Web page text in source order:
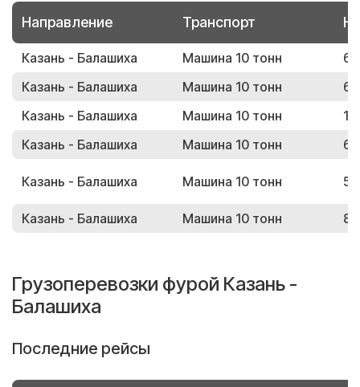
Направление Транспорт
Казань - Балашиха Машина 10 тонн
Казань - Балашиха
Машина 10 тонн
Казань - Балашиха
Машина 10 тонн
Казань - Балашиха
Машина 10 тонн
Казань - Балашиха Машина 10 тонн
Казань - Балашиха Машина 10 тонн
Грузоперевозки фурой Казань -
Балашиха
Последние рейсы